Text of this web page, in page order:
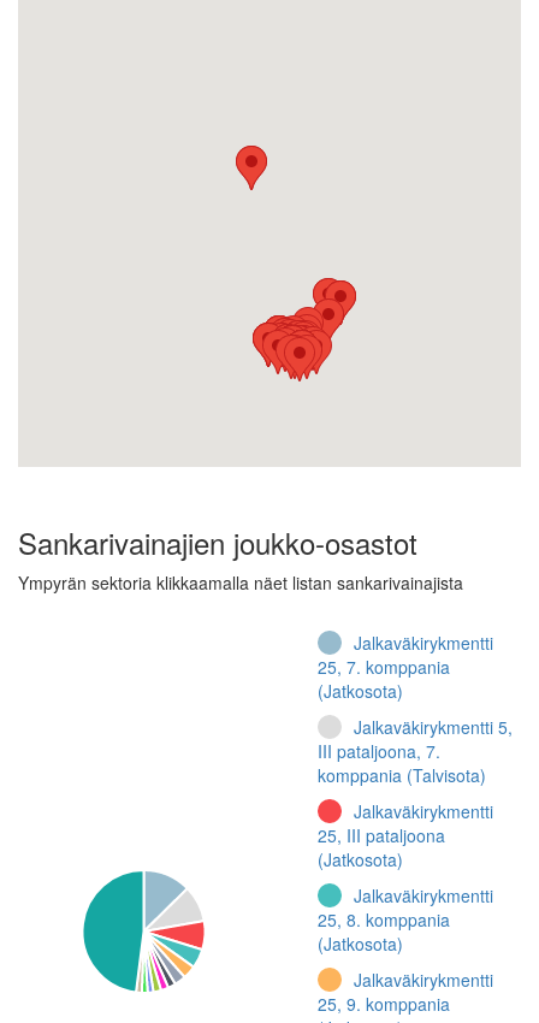
Sankarivainajien joukko-osastot
Ympyrän sektoria klikkaamalla näet listan sankarivainajista
Jalkaväkirykmentti
25, 7. komppania
(Jatkosota)
Jalkaväkirykmentti 5,
III pataljoona, 7.
komppania (Talvisota)
Jalkaväkirykmentti
25, III pataljoona
(Jatkosota)
Jalkaväkirykmentti
25, 8. komppania
(Jatkosota)
Jalkaväkirykmentti
25, 9. komppania